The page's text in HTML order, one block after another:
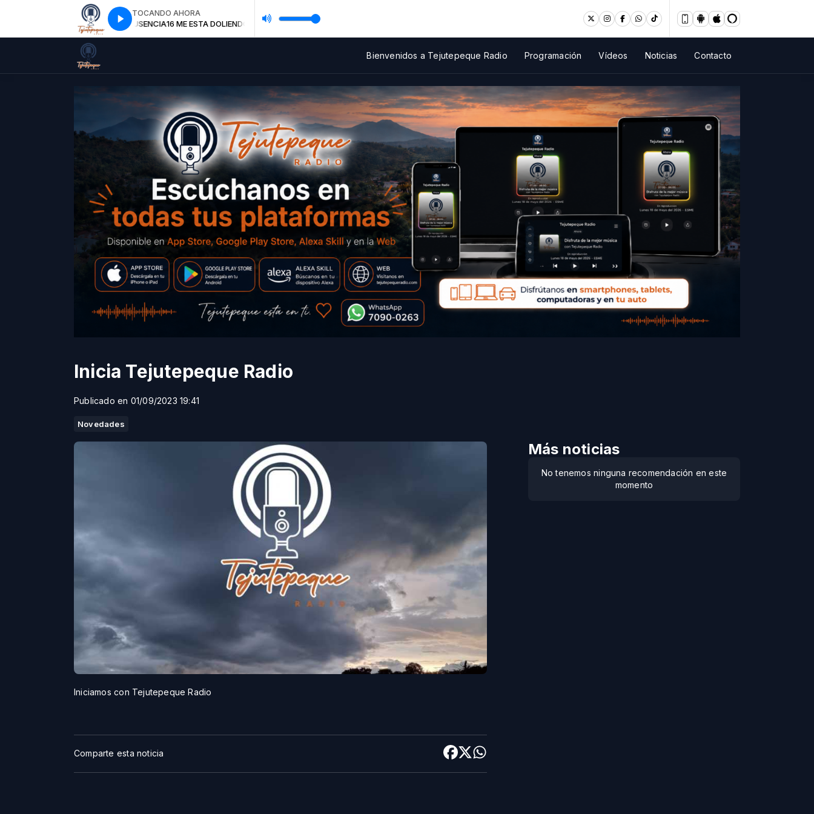
TOCANDO AHORA
16 ME ESTA DOLIENDO SU AUSENCIA16 ME ESTA DOLIENDO SU AUSENCIA
campesino con Tejutepeque RadioEl mañanero campesino con Tejutepeque Radio
Bienvenidos a Tejutepeque Radio Programación Vídeos Noticias Contacto
Inicia Tejutepeque Radio
Publicado en 01/09/2023 19:41
Novedades
Iniciamos con Tejutepeque Radio
Comparte esta noticia
Más noticias
No tenemos ninguna recomendación en este
momento